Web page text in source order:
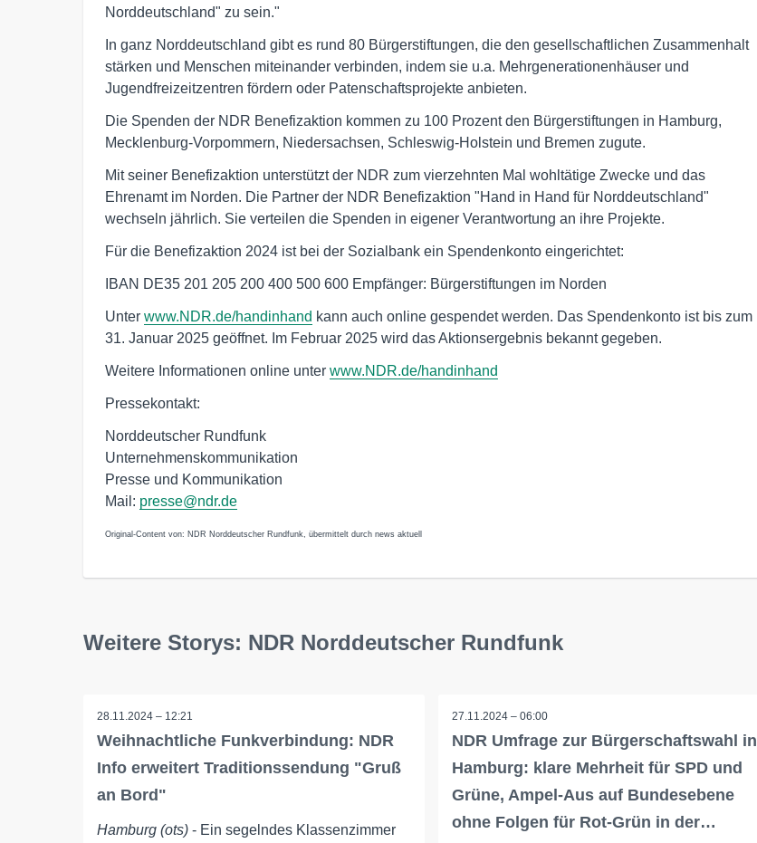
Norddeutschland" zu sein."
In ganz Norddeutschland gibt es rund 80 Bürgerstiftungen, die den gesellschaftlichen Zusammenhalt
stärken und Menschen miteinander verbinden, indem sie u.a. Mehrgenerationenhäuser und
Jugendfreizeitzentren fördern oder Patenschaftsprojekte anbieten.
Die Spenden der NDR Benefizaktion kommen zu 100 Prozent den Bürgerstiftungen in Hamburg,
Mecklenburg-Vorpommern, Niedersachsen, Schleswig-Holstein und Bremen zugute.
Mit seiner Benefizaktion unterstützt der NDR zum vierzehnten Mal wohltätige Zwecke und das
Ehrenamt im Norden. Die Partner der NDR Benefizaktion "Hand in Hand für Norddeutschland"
wechseln jährlich. Sie verteilen die Spenden in eigener Verantwortung an ihre Projekte.
Für die Benefizaktion 2024 ist bei der Sozialbank ein Spendenkonto eingerichtet:
IBAN DE35 201 205 200 400 500 600 Empfänger: Bürgerstiftungen im Norden
Unter www.NDR.de/handinhand kann auch online gespendet werden. Das Spendenkonto ist bis zum
31. Januar 2025 geöffnet. Im Februar 2025 wird das Aktionsergebnis bekannt gegeben.
Weitere Informationen online unter www.NDR.de/handinhand
Pressekontakt:
Norddeutscher Rundfunk
Unternehmenskommunikation
Presse und Kommunikation
Mail: presse@ndr.de
Original-Content von: NDR Norddeutscher Rundfunk, übermittelt durch news aktuell
Weitere Storys: NDR Norddeutscher Rundfunk
28.11.2024 – 12:21
Weihnachtliche Funkverbindung: NDR
Info erweitert Traditionssendung "Gruß
an Bord"
Hamburg (ots) - Ein segelndes Klassenzimmer
27.11.2024 – 06:00
NDR Umfrage zur Bürgerschaftswahl in
Hamburg: klare Mehrheit für SPD und
Grüne, Ampel-Aus auf Bundesebene
ohne Folgen für Rot-Grün in der…